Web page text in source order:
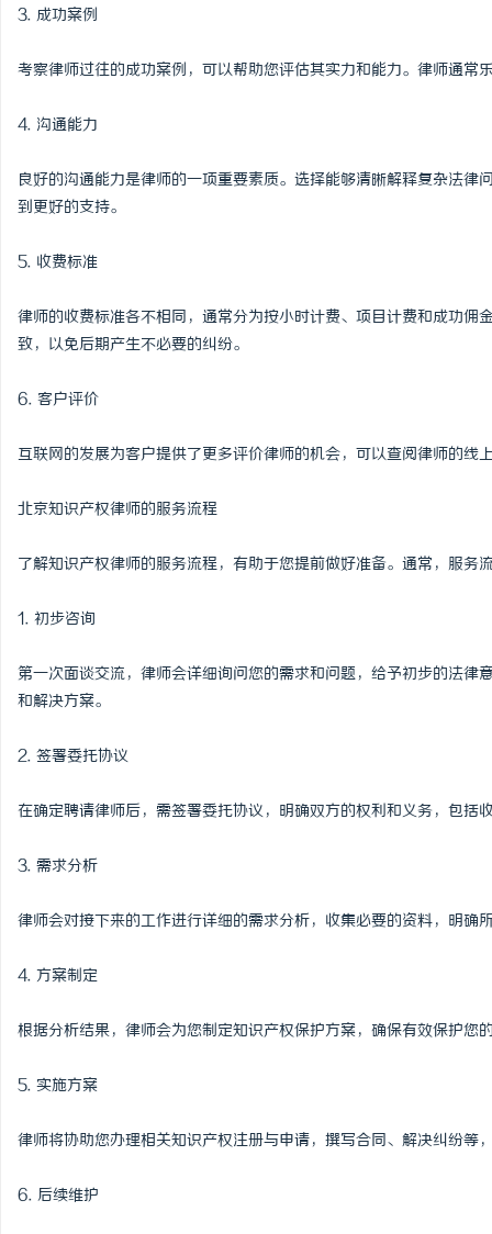
3. 成功案例
考察律师过往的成功案例，可以帮助您评估其实力和能力。律师通
4. 沟通能力
良好的沟通能力是律师的一项重要素质。选择能够清晰解释复杂法
到更好的支持。
5. 收费标准
律师的收费标准各不相同，通常分为按小时计费、项目计费和成功
致，以免后期产生不必要的纠纷。
6. 客户评价
互联网的发展为客户提供了更多评价律师的机会，可以查阅律师的线
北京知识产权律师的服务流程
了解知识产权律师的服务流程，有助于您提前做好准备。通常，服务
1. 初步咨询
第一次面谈交流，律师会详细询问您的需求和问题，给予初步的法
和解决方案。
2. 签署委托协议
在确定聘请律师后，需签署委托协议，明确双方的权利和义务，包括
3. 需求分析
律师会对接下来的工作进行详细的需求分析，收集必要的资料，明确
4. 方案制定
根据分析结果，律师会为您制定知识产权保护方案，确保有效保护您
5. 实施方案
律师将协助您办理相关知识产权注册与申请，撰写合同、解决纠纷等
6. 后续维护